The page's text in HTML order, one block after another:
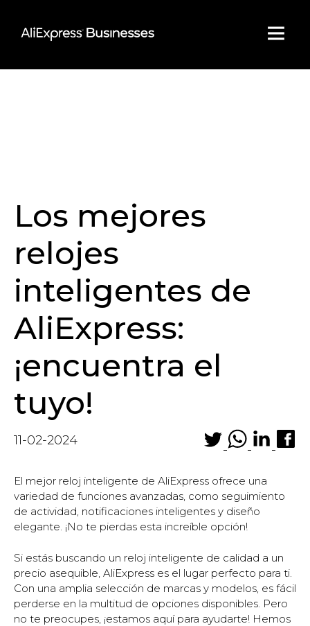
content
Los mejores
relojes
inteligentes de
AliExpress:
¡encuentra el
tuyo!
11-02-2024
El mejor reloj inteligente de AliExpress ofrece una
variedad de funciones avanzadas, como seguimiento
de actividad, notificaciones inteligentes y diseño
elegante. ¡No te pierdas esta increíble opción!
Si estás buscando un reloj inteligente de calidad a un
precio asequible, AliExpress es el lugar perfecto para ti.
Con una amplia selección de marcas y modelos, es fácil
perderse en la multitud de opciones disponibles. Pero
no te preocupes, ¡estamos aquí para ayudarte! Hemos